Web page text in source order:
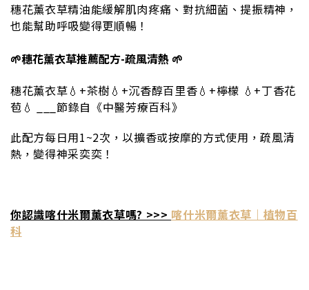
穗花薰衣草精油能緩解肌肉疼痛、對抗細菌、提振精神，
也能幫助呼吸變得更順暢！
🌱穗花薰衣草推薦配方-疏風清熱 🌱
穗花薰衣草💧+茶樹💧+沉香醇百里香💧+檸檬 💧+丁香花
苞💧 ___節錄自《中醫芳療百科》
此配方每日用1~2次，以擴香或按摩的方式使用，疏風清
熱，變得神采奕奕！
你認識喀什米爾薰衣草嗎? >>> 喀什米爾薰衣草｜植物百
科